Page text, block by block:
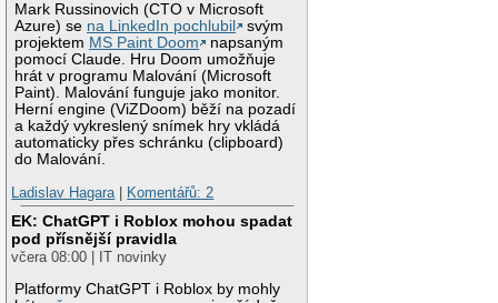
Mark Russinovich (CTO v Microsoft
Azure) se na LinkedIn pochlubil
svým
projektem MS Paint Doom
napsaným
pomocí Claude. Hru Doom umožňuje
hrát v programu Malování (Microsoft
Paint). Malování funguje jako monitor.
Herní engine (ViZDoom) běží na pozadí
a každý vykreslený snímek hry vkládá
automaticky přes schránku (clipboard)
do Malování.
Ladislav Hagara
Komentářů: 2
EK: ChatGPT i Roblox mohou spadat
pod přísnější pravidla
včera 08:00 | IT novinky
Platformy ChatGPT i Roblox by mohly